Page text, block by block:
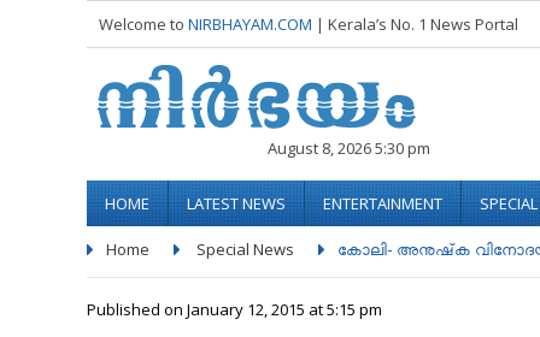
Welcome to NIRBHAYAM.COM | Kerala’s No. 1 News Portal
August 8, 2026 5:30 pm
HOME LATEST NEWS ENTERTAINMENT
Home Special News കോലി- അനുഷ്‌ക
Published on January 12, 2015 at 5:15 pm